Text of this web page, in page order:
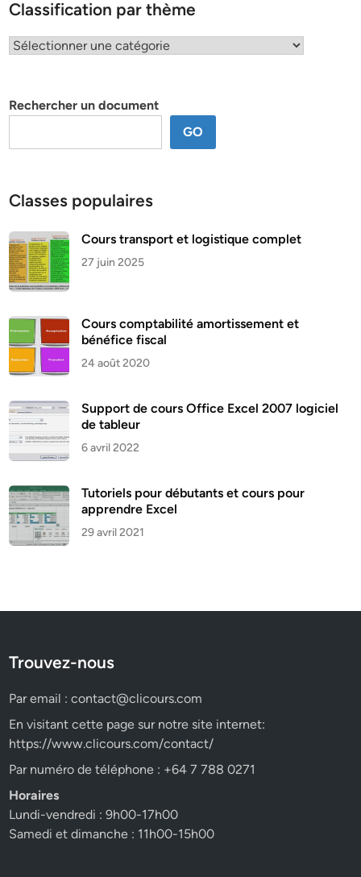
Classification par thème
Classification
Rechercher un document
GO
Classes populaires
Cours transport et logistique complet
27 juin 2025
Cours comptabilité amortissement et
bénéfice fiscal
24 août 2020
Support de cours Office Excel 2007 logiciel
de tableur
6 avril 2022
Tutoriels pour débutants et cours pour
apprendre Excel
29 avril 2021
Trouvez-nous
Par email :contact@clicours.com
En visitant cette page sur notre site internet:
https://www.clicours.com/contact/
Par numéro de téléphone : +64 7 788 0271
Horaires
Lundi-vendredi : 9h00-17h00
Samedi et dimanche : 11h00-15h00